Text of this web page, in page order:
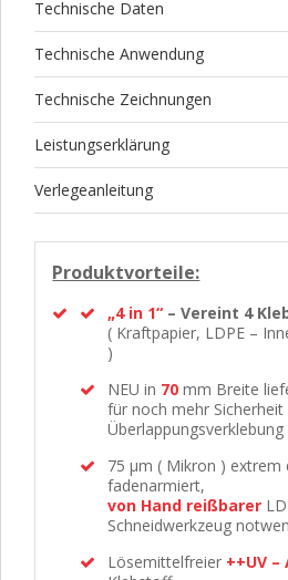
Technische Daten
Technische Anwendung
Technische Zeichnungen
Leistungserklärung
Verlegeanleitung
Produktvorteile:
„4 in 1“ – Vereint 4
( Kraftpapier, LDPE –
)
NEU in 70mm Breite
für noch mehr Sicherheit
Überlappungsverklebung
75 μm ( Mikron ) extrem
fadenarmiert,
von Hand reißbarer
Schneidwerkzeug
Lösemittelfreier ++UV